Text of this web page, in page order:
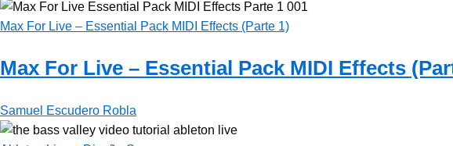
Max For Live – Essential Pack MIDI Effects (Parte 1)
Max For Live – Essential Pack MIDI Effects
Samuel Escudero Robla